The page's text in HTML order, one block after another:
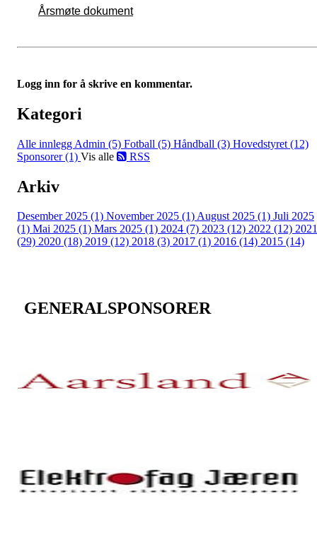
Årsmøte dokument
Logg inn for å skrive en kommentar.
Kategori
Alle innlegg Admin (5) Fotball (5) Håndball (3) Hovedstyret (12)
Sponsorer (1) Vis alle RSS
Arkiv
Desember 2025 (1) November 2025 (1)August 2025 (1) Juli 2025
(1) Mai 2025 (1) Mars 2025 (1) 2024 (7) 2023 (12) 2022 (12) 2021
(29) 2020 (18) 2019 (12) 2018 (3) 2017 (1) 2016 (14) 2015 (14)
GENERALSPONSORER